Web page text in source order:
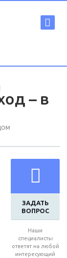
– в
ЗАДАТЬ
ВОПРОС
Наши
специалисты
ответят на любой
интересующий